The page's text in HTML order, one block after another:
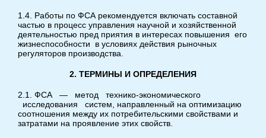
1.4. Работы по ФСА рекомендуется включать составной
частью в процесс управления научной и хозяйственной
деятельностью пред приятия в интересах повышения его
жизнеспособности в условиях действия рыночных
регуляторов производства.
2. ТЕРМИНЫ И ОПРЕДЕЛЕНИЯ
2.1. ФСА — метод технико-экономического
исследования систем, направленный на оптимизацию
соотношения между их потребительскими свойствами и
затратами на проявление этих свойств.